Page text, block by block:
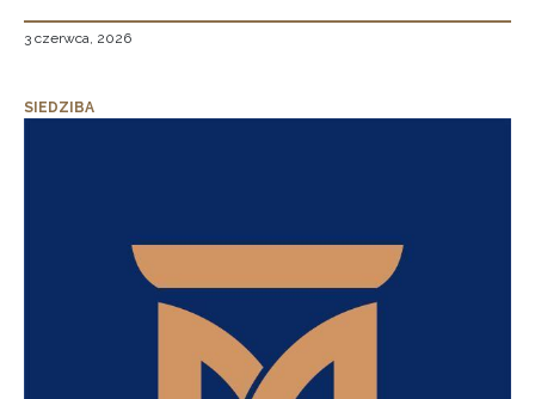
3 czerwca, 2026
SIEDZIBA